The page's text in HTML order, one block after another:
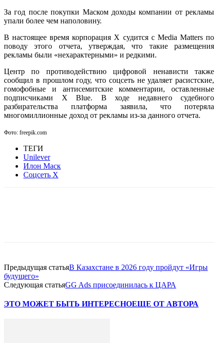
За год после покупки Маском доходы компании от рекламы
упали более чем наполовину.
В настоящее время корпорация X судится с Media Matters по
поводу этого отчета, утверждая, что такие размещения
рекламы были «нехарактерными» и редкими.
Центр по противодействию цифровой ненависти также
сообщил в прошлом году, что соцсеть не удаляет расистские,
гомофобные и антисемитские комментарии, оставленные
подписчиками X Blue. В ходе недавнего судебного
разбирательства платформа заявила, что потеряла
многомиллионные доход от рекламы из-за данного отчета.
Фото: freepik.com
ТЕГИ
Unilever
Илон Маск
Соцсеть X
Предыдущая статьяВ Казахстане в 2026 году пройдут «Игры
будущего»
Следующая статьяGG Ads присоединилась к ЦАРА
ЭТО МОЖЕТ БЫТЬ ИНТЕРЕСНОЕЩЕ ОТ АВТОРА